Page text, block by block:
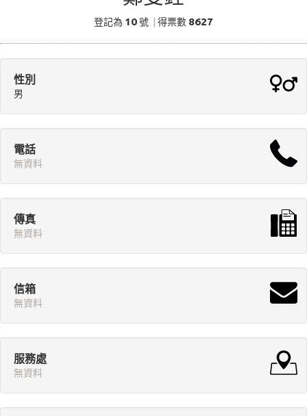
登記為 10號 得票數 8627
性別
男
電話
無資料
傳真
無資料
信箱
無資料
服務處
無資料